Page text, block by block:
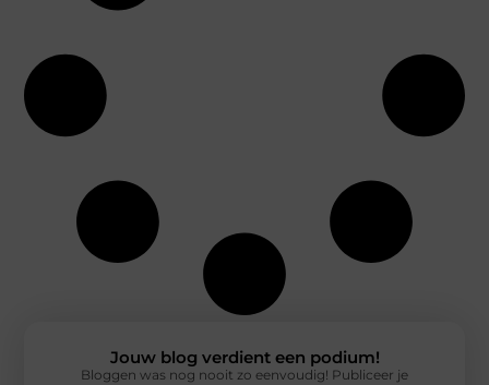
Jouw blog verdient een podium!
Bloggen was nog nooit zo eenvoudig! Publiceer je